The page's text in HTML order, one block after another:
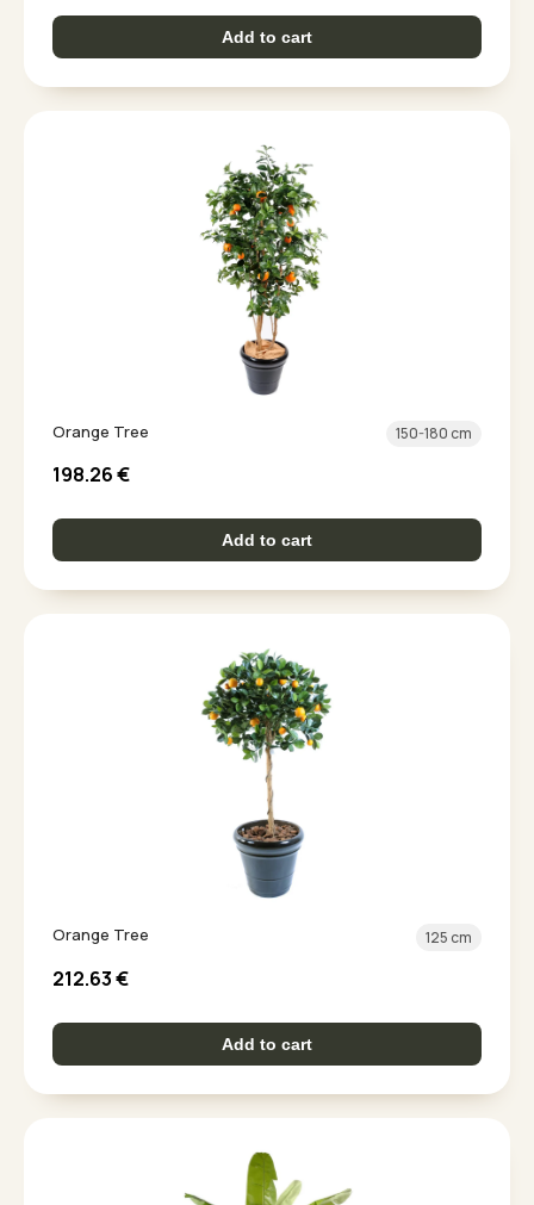
Add to cart
Orange Tree 150-180 cm
198.26€
Add to cart
Orange Tree 125 cm
212.63€
Add to cart